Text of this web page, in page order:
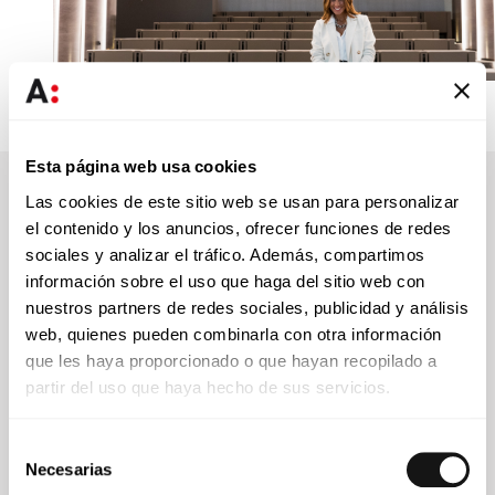
Esta página web usa cookies
Las cookies de este sitio web se usan para personalizar
el contenido y los anuncios, ofrecer funciones de redes
sociales y analizar el tráfico. Además, compartimos
información sobre el uso que haga del sitio web con
nuestros partners de redes sociales, publicidad y análisis
web, quienes pueden combinarla con otra información
que les haya proporcionado o que hayan recopilado a
partir del uso que haya hecho de sus servicios.
Necesarias
Formación académicas
Faculdade de Direito da Universidade
de Lisboa
de Lisboa